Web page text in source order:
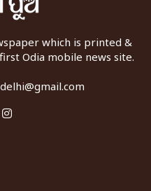
which is printed &
Odia mobile news site.